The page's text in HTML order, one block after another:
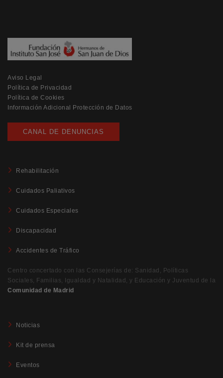
Aviso Legal
Política de Privacidad
Política de Cookies
Información Adicional Protección de Datos
CANAL DE DENUNCIAS
Rehabilitación
Cuidados Paliativos
Cuidados Especiales
Discapacidad
Accidentes de Tráfico
Centro concertado con las Consejerías de: Sanidad, Políticas
Sociales, Familias, Igualdad y Natalidad, y Educación y Juventud de la
Comunidad de Madrid
Noticias
Kit de prensa
Eventos